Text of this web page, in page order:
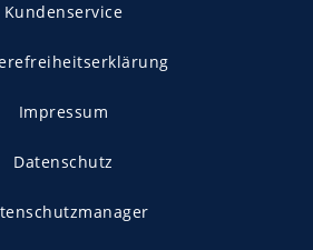
Kundenservice
Impressum
Datenschutz